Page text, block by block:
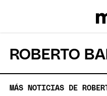
ROBERTO
MÁS NOTICIAS DE